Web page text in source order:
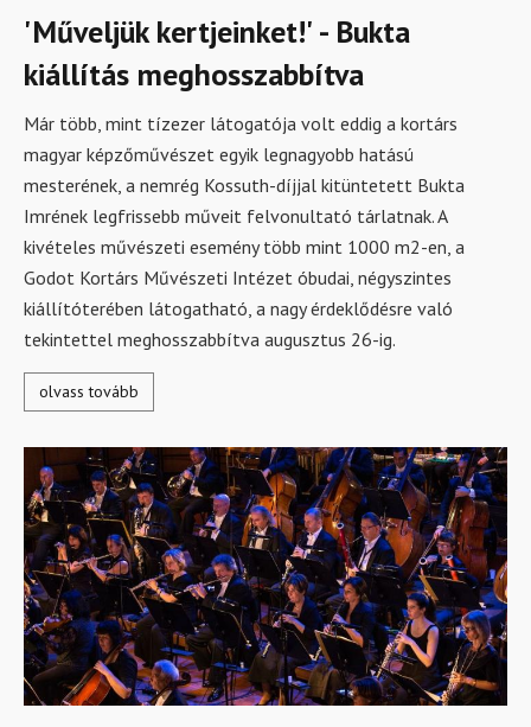
'Műveljük kertjeinket!' - Bukta
kiállítás meghosszabbítva
Már több, mint tízezer látogatója volt eddig a kortárs
magyar képzőművészet egyik legnagyobb hatású
mesterének, a nemrég Kossuth-díjjal kitüntetett Bukta
Imrének legfrissebb műveit felvonultató tárlatnak. A
kivételes művészeti esemény több mint 1000 m2-en, a
Godot Kortárs Művészeti Intézet óbudai, négyszintes
kiállítóterében látogatható, a nagy érdeklődésre való
tekintettel meghosszabbítva augusztus 26-ig.
olvass tovább